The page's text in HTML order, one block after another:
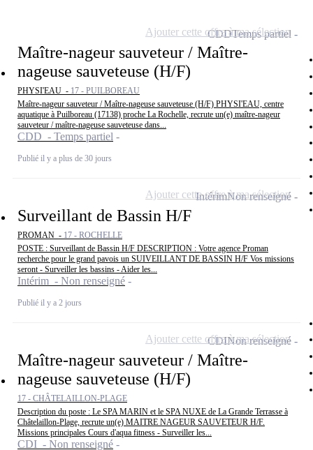
Maître-nageur sauveteur / Maître-
nageuse sauveteuse (H/F)
PHYSI'EAU - 17 - PUILBOREAU
Maître-nageur sauveteur / Maître-nageuse sauveteuse (H/F) PHYSI'EAU, centre
aquatique à Puilboreau (17138) proche La Rochelle, recrute un(e) maître-nageur
sauveteur / maître-nageuse sauveteuse dans...
CDD - Temps partiel
Publié il y a plus de 30 jours
CDDTemps partiel
Ajouter cette offre à ma sélection
Surveillant de Bassin H/F
PROMAN - 17 - ROCHELLE
POSTE : Surveillant de Bassin H/F DESCRIPTION : Votre agence Proman
recherche pour le grand pavois un SUIVEILLANT DE BASSIN H/F Vos missions
seront - Surveiller les bassins - Aider les...
Intérim - Non renseigné
Publié il y a 2 jours
IntérimNon renseigné
Ajouter cette offre à ma sélection
Maître-nageur sauveteur / Maître-
nageuse sauveteuse (H/F)
17 - CHÂTELAILLON-PLAGE
Description du poste : Le SPA MARIN et le SPA NUXE de La Grande Terrasse à
Châtelaillon-Plage, recrute un(e) MAITRE NAGEUR SAUVETEUR H/F.
Missions principales Cours d'aqua fitness - Surveiller les...
CDI - Non renseigné
CDINon renseigné
Ajouter cette offre à ma sélection